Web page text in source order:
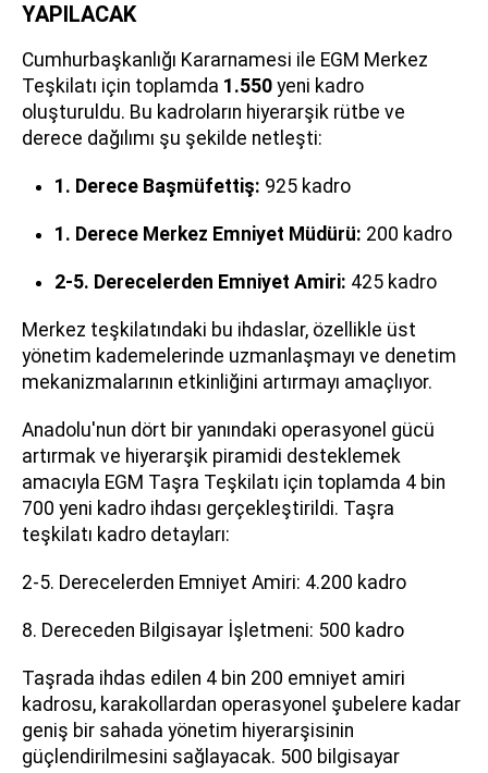
YAPILACAK
Cumhurbaşkanlığı Kararnamesi ile EGM Merkez
Teşkilatı için toplamda 1.550 yeni kadro
oluşturuldu. Bu kadroların hiyerarşik rütbe ve
derece dağılımı şu şekilde netleşti:
1. Derece Başmüfettiş: 925 kadro
1. Derece Merkez Emniyet Müdürü: 200 kadro
2-5. Derecelerden Emniyet Amiri: 425 kadro
Merkez teşkilatındaki bu ihdaslar, özellikle üst
yönetim kademelerinde uzmanlaşmayı ve denetim
mekanizmalarının etkinliğini artırmayı amaçlıyor.
Anadolu'nun dört bir yanındaki operasyonel gücü
artırmak ve hiyerarşik piramidi desteklemek
amacıyla EGM Taşra Teşkilatı için toplamda 4 bin
700 yeni kadro ihdası gerçekleştirildi. Taşra
teşkilatı kadro detayları:
2-5. Derecelerden Emniyet Amiri: 4.200 kadro
8. Dereceden Bilgisayar İşletmeni: 500 kadro
Taşrada ihdas edilen 4 bin 200 emniyet amiri
kadrosu, karakollardan operasyonel şubelere kadar
geniş bir sahada yönetim hiyerarşisinin
güçlendirilmesini sağlayacak. 500 bilgisayar